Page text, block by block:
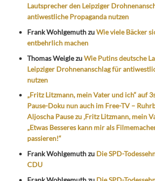
Lautsprecher den Leipziger
antiwestliche Propaganda nutzen
Frank WohlgemuthzuWie viele Bäcker
entbehrlich machen
Thomas WeiglezuWie Putins deutsche
Leipziger Drohnenanschlag für
nutzen
„Fritz Litzmann, mein Vater und ich“ auf
Pause-Doku nun auch im Free-TV –
Aljoscha Pause zu ‚Fritz Litzmann, mein
„Etwas Besseres kann mir als
passieren!“
Frank Wohlgemuthzu Die SPD-
CDU